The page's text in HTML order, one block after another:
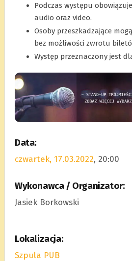
Podczas występu
audio oraz video.
Osoby przeszkadzające
bez możliwości zwrotu
Występ przeznaczony jest
Data:
czwartek, 17.03.2022, 20:00
Wykonawca / Organizator:
Jasiek Borkowski
Lokalizacja:
Szpula PUB